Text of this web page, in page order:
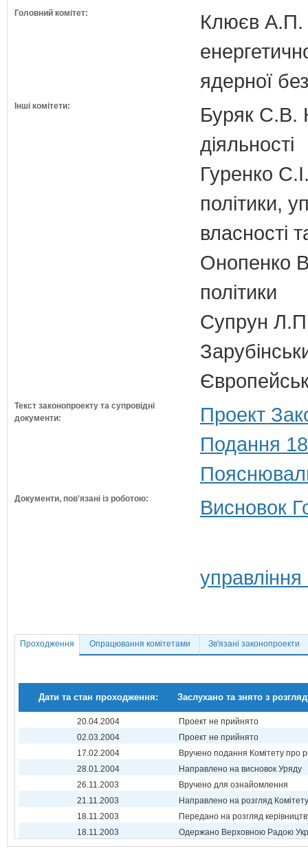
Головний комітет:
Клюєв А.П.
ядерної
Інші комітети:
Буряк С.В.
діяльності
Гуренко
політики,
власності
Онопенко
політики
Супрун
Текст законопроекту та супровідні
документи:
Проект
Подання
Документи, пов'язані із роботою: Висновок
Проходження Опрацювання комітетами Зв'язані законопроекти
Дати та стан проходження: Заслухано та знято з
20.04.2004
Проект не прийнято
02.03.2004
Проект не прийнято
17.02.2004
Вручено подання Комітету про
28.01.2004
Направлено на висновок Уряду
26.11.2003
Вручено для ознайомлення
21.11.2003
Направлено на розгляд Комітету
18.11.2003
Передано на розгляд
18.11.2003
Одержано Верховною Радою